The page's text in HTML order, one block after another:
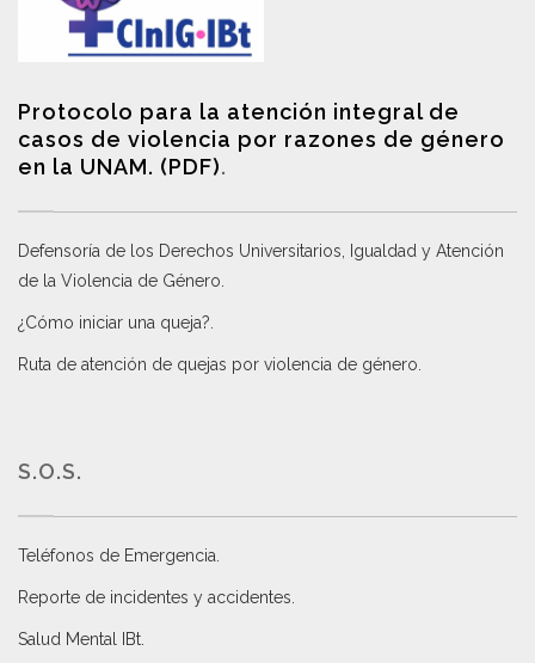
Protocolo para la atención integral de
casos de violencia por razones de género
en la UNAM. (PDF).
Defensoría de los Derechos Universitarios, Igualdad y Atención
de la Violencia de Género
¿Cómo iniciar una queja?
Ruta de atención de quejas por violencia de género
S.O.S.
Teléfonos de Emergencia.
Reporte de incidentes y accidentes
Salud Mental IBt